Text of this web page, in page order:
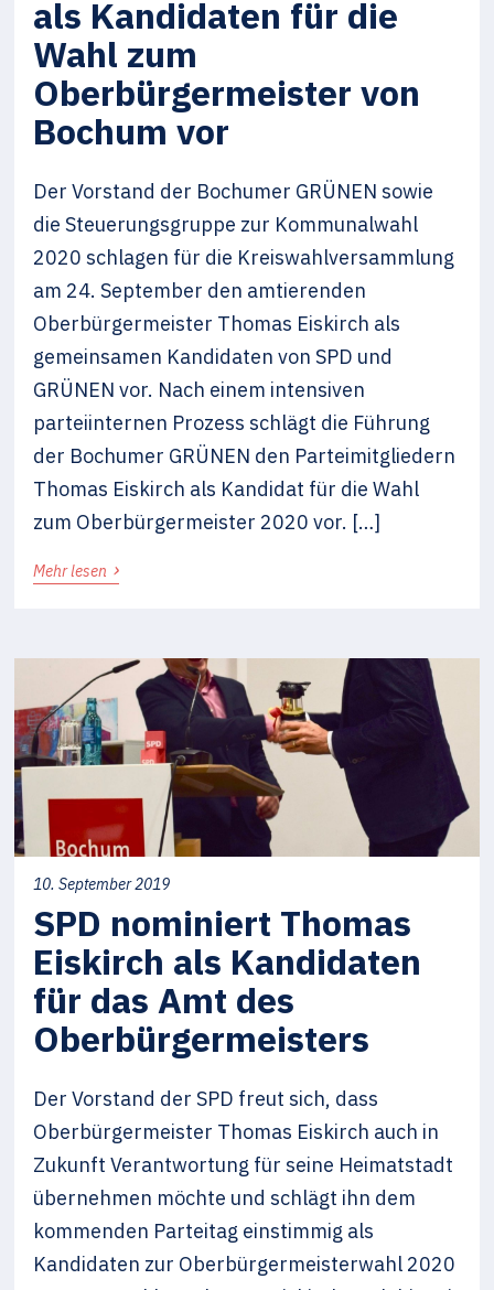
als Kandidaten für die
Wahl zum
Oberbürgermeister von
Bochum vor
Der Vorstand der Bochumer GRÜNEN sowie
die Steuerungsgruppe zur Kommunalwahl
2020 schlagen für die Kreiswahlversammlung
am 24. September den amtierenden
Oberbürgermeister Thomas Eiskirch als
gemeinsamen Kandidaten von SPD und
GRÜNEN vor. Nach einem intensiven
parteiinternen Prozess schlägt die Führung
der Bochumer GRÜNEN den Parteimitgliedern
Thomas Eiskirch als Kandidat für die Wahl
zum Oberbürgermeister 2020 vor. […]
Mehr lesen ›
10. September 2019
SPD nominiert Thomas
Eiskirch als Kandidaten
für das Amt des
Oberbürgermeisters
Der Vorstand der SPD freut sich, dass
Oberbürgermeister Thomas Eiskirch auch in
Zukunft Verantwortung für seine Heimatstadt
übernehmen möchte und schlägt ihn dem
kommenden Parteitag einstimmig als
Kandidaten zur Oberbürgermeisterwahl 2020